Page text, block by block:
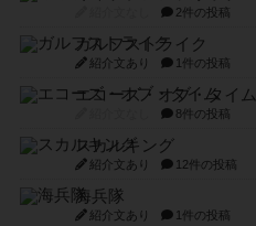
ゾレン・シャフステイン（Søren Schaffstein）
2件の投稿
ガルフストライク
紹介文あり 1件の投稿
エコーズ・オブ・タイム
8件の投稿
スカルキング
紹介文あり 12件の投稿
海兵隊
紹介文あり 1件の投稿